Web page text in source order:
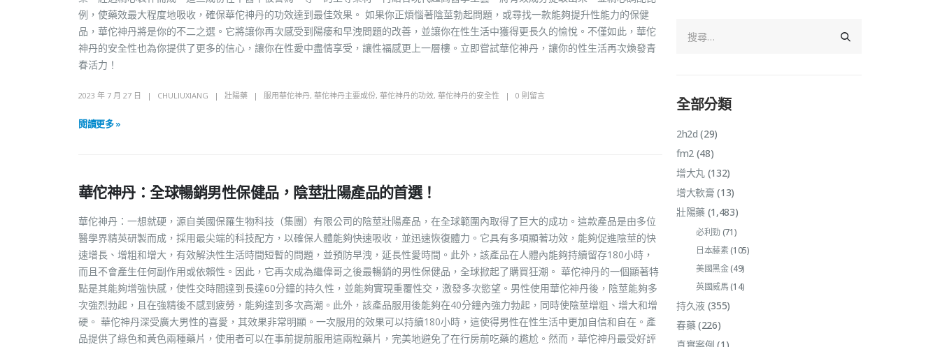
例，使藥效最大程度地吸收，確保華佗神丹的功效達到最佳效果。 如果你正煩惱著陰莖勃起問題，或尋找一款能夠提升性能力的保健
品，華佗神丹將是你的不二之選。它將讓你再次感受到陽痿和早洩問題的改善，並讓你在性生活中獲得更長久的愉悅。不僅如此，華佗
神丹的安全性也為你提供了更多的信心，讓你在性愛中盡情享受，讓性福感更上一層樓。立即嘗試華佗神丹，讓你的性生活再次煥發青
春活力！
2023 年 7 月 27 日 CHULIUXIANG 壯陽藥 服用華佗神丹, 華佗神丹主要成份, 華佗神丹的功效, 華佗神丹的安全性 0 則留言
閱讀更多 »
華佗神丹：全球暢銷男性保健品，陰莖壯陽產品的首選！
華佗神丹：一想就硬，源自美國保羅生物科技（集團）有限公司的陰莖壯陽產品，在全球範圍內取得了巨大的成功。這款產品是由多位
醫學界精英研製而成，採用最尖端的科技配方，以確保人體能夠快速吸收，並迅速恢復體力。它具有多項顯著功效，能夠促進陰莖的快
速增長、增粗和增大，有效解決性生活時間短暫的問題，並預防早洩，延長性愛時間。此外，該產品在人體內能夠持續留存180小時，
而且不會產生任何副作用或依賴性。因此，它再次成為繼偉哥之後最暢銷的男性保健品，全球掀起了購買狂潮。 華佗神丹的一個顯著特
點是其能夠增強快感，使性交時間達到長達60分鐘的持久性，並能夠實現重覆性交，激發多次慾望。男性使用華佗神丹後，陰莖能夠多
次強烈勃起，且在強精後不感到疲勞，能夠達到多次高潮。此外，該產品服用後能夠在40分鐘內強力勃起，同時使陰莖增粗、增大和增
硬。 華佗神丹深受廣大男性的喜愛，其效果非常明顯。一次服用的效果可以持續180小時，這使得男性在性生活中更加自信和自在。產
品提供了綠色和黃色兩種藥片，使用者可以在事前提前服用這兩粒藥片，完美地避免了在行房前吃藥的尷尬。然而，華佗神丹最受好評
全部分類
2h2d (29)
fm2(48)
增大丸(132)
增大軟膏 (13)
壯陽藥(1,483)
必利勁(71)
日本藤素(105)
美國黑金(49)
英國威馬(14)
持久液(355)
春藥(226)